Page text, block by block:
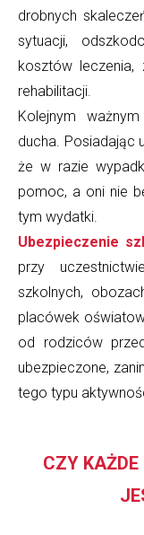
drobnych
sytuacji,
kosztów leczenia,
rehabilitacji.
Kolejnym
ducha. Posiadając
że w razie
pomoc, a oni nie
tym wydatki.
Ubezpieczenie
przy
szkolnych,
placówek
od rodziców
ubezpieczone,
tego typu
CZY KAŻDE